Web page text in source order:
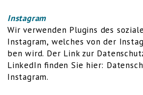
Insta­gram
Wir ver­wen­den Plug­ins des
Insta­gram, wel­ches von der
ben wird. Der Link zur
Lin­ke­dIn fin­den Sie hier:
Insta­gram.